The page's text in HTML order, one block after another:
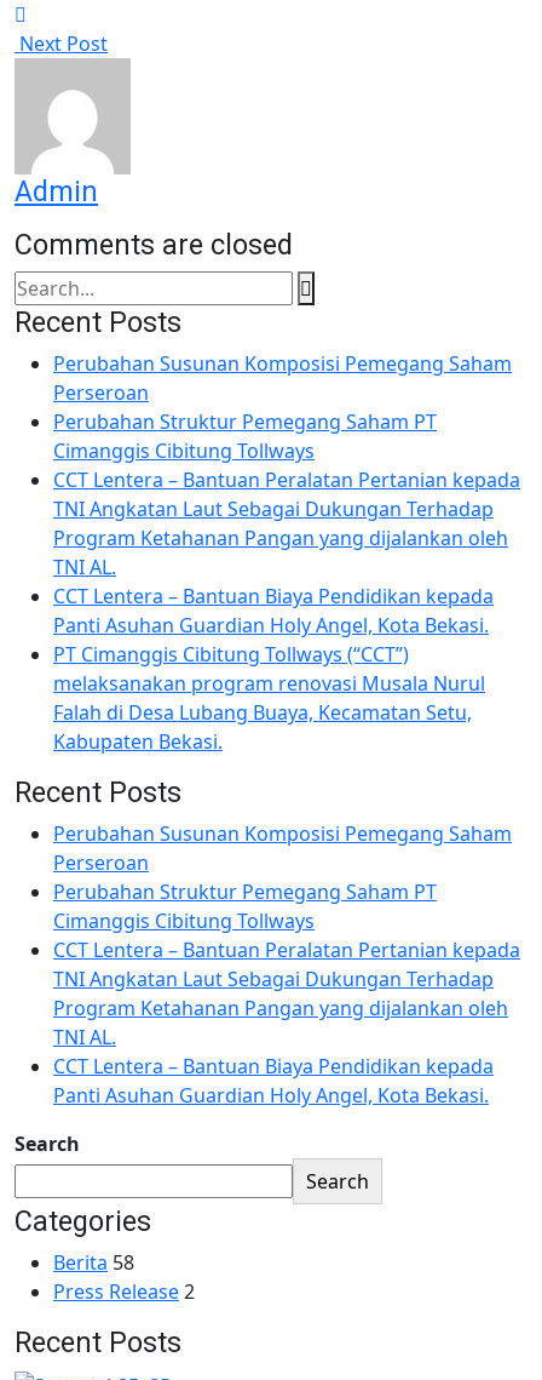
Next Post
Admin
Comments are closed
Recent Posts
Perubahan Susunan Komposisi Pemegang Saham
Perseroan
Perubahan Struktur Pemegang Saham PT
Cimanggis Cibitung Tollways
CCT Lentera – Bantuan Peralatan Pertanian kepada
TNI Angkatan Laut Sebagai Dukungan Terhadap
Program Ketahanan Pangan yang dijalankan oleh
TNI AL.
CCT Lentera – Bantuan Biaya Pendidikan kepada
Panti Asuhan Guardian Holy Angel, Kota Bekasi.
PT Cimanggis Cibitung Tollways (“CCT”)
melaksanakan program renovasi Musala Nurul
Falah di Desa Lubang Buaya, Kecamatan Setu,
Kabupaten Bekasi.
Recent Posts
Perubahan Susunan Komposisi Pemegang Saham
Perseroan
Perubahan Struktur Pemegang Saham PT
Cimanggis Cibitung Tollways
CCT Lentera – Bantuan Peralatan Pertanian kepada
TNI Angkatan Laut Sebagai Dukungan Terhadap
Program Ketahanan Pangan yang dijalankan oleh
TNI AL.
CCT Lentera – Bantuan Biaya Pendidikan kepada
Panti Asuhan Guardian Holy Angel, Kota Bekasi.
Search
Search
Categories
Berita 58
Press Release2
Recent Posts